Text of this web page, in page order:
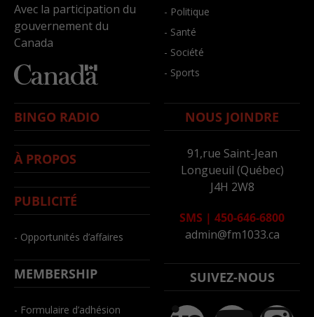
Avec la participation du
gouvernement du
Canada
- Politique
- Santé
- Société
- Sports
BINGO RADIO
À PROPOS
PUBLICITÉ
- Opportunités d’affaires
MEMBERSHIP
- Formulaire d’adhésion
NOUS JOINDRE
91,rue Saint-Jean
Longueuil (Québec)
J4H 2W8
SMS | 450-646-6800
admin@fm1033.ca
SUIVEZ-NOUS